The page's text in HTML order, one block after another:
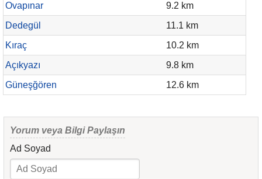
Ovapınar
9.2 km
Dedegül
11.1 km
Kıraç
10.2 km
Açıkyazı
9.8 km
Güneşğören
12.6 km
Yorum veya Bilgi Paylaşın
Ad Soyad